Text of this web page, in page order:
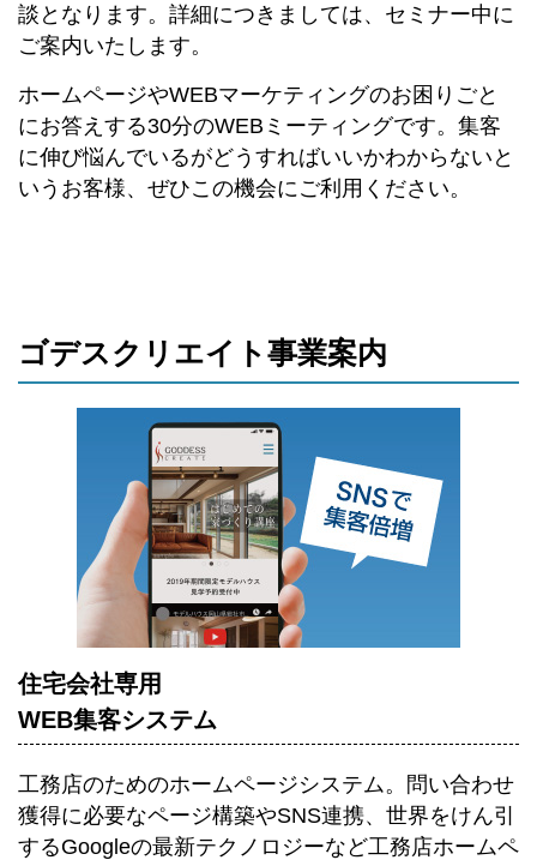
談となります。詳細につきましては、セミナー中に
ご案内いたします。
ホームページやWEBマーケティングのお困りごと
にお答えする30分のWEBミーティングです。集客
に伸び悩んでいるがどうすればいいかわからないと
いうお客様、ぜひこの機会にご利用ください。
ゴデスクリエイト事業案内
住宅会社専用
WEB集客システム
工務店のためのホームページシステム。 問い合わせ
獲得に必要なページ構築やSNS連携、世界をけん引
するGoogleの最新テクノロジーなど工務店ホームペ